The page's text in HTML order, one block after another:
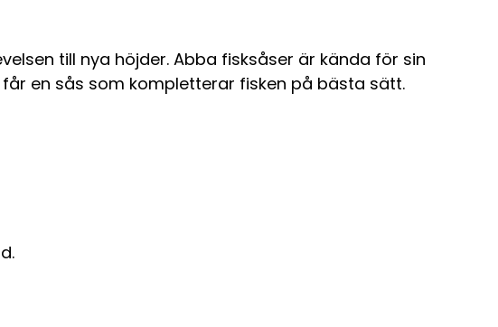
till nya höjder. Abba fisksåser är kända för sin
en sås som kompletterar fisken på bästa sätt.